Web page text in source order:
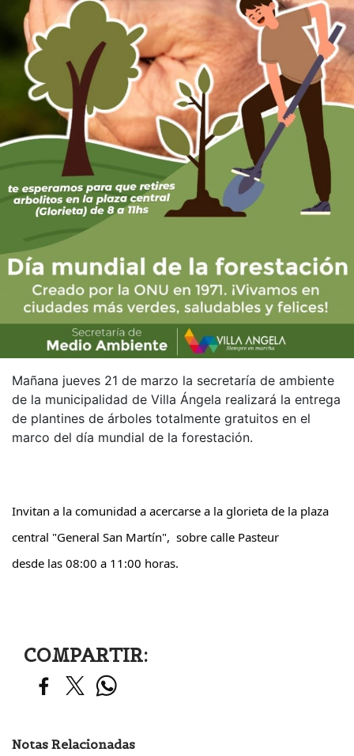
Mañana jueves 21 de marzo la secretaría de ambiente
de la municipalidad de Villa Ángela realizará la entrega
de plantines de árboles totalmente gratuitos en el
marco del día mundial de la forestación.
Invitan a la comunidad a acercarse a la glorieta de la plaza
central "General San Martín", sobre calle Pasteur
desde las 08:00 a 11:00 horas.
COMPARTIR:
Notas Relacionadas